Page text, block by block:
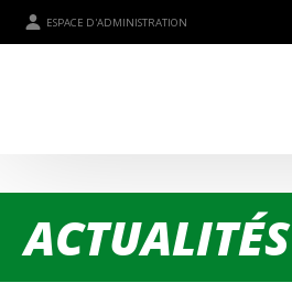
ESPACE D'ADMINISTRATION
ACTUALITÉS